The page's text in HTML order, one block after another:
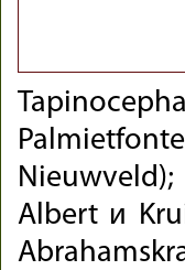
Albert и